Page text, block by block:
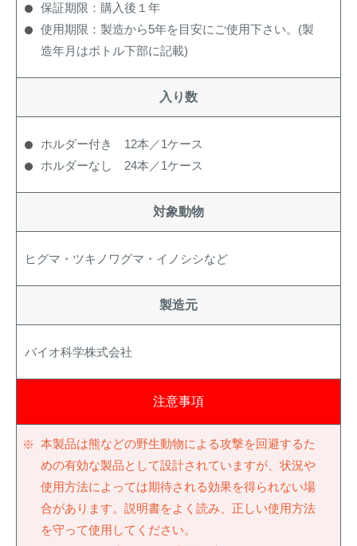
保証期限：購入後１年
使用期限：製造から5年を目安にご使用下さい。(製
造年月はボトル下部に記載)
入り数
ホルダー付き 12本／1ケース
ホルダーなし 24本／1ケース
対象動物
ヒグマ・ツキノワグマ・イノシシなど
製造元
バイオ科学株式会社
注意事項
本製品は熊などの野生動物による攻撃を回避するた
めの有効な製品として設計されていますが、状況や
使用方法によっては期待される効果を得られない場
合があります。説明書をよく読み、正しい使用方法
を守って使用してください。